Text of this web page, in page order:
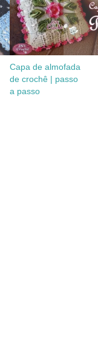
Capa de almofada
de crochê | passo
a passo